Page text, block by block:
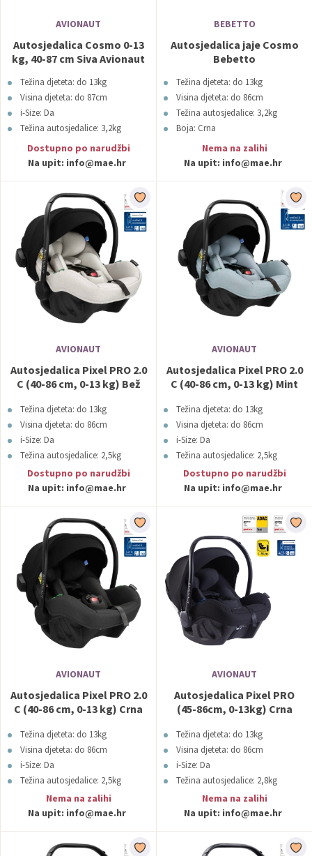
AVIONAUT
Autosjedalica Cosmo 0-13
kg, 40-87 cm Siva Avionaut
Težina djeteta: do 13kg
Visina djeteta: do 87cm
i-Size: Da
Težina autosjedalice: 3,2kg
Boja: Siva
Dostupno po narudžbi
Na upit: info@mae.hr
BEBETTO
Autosjedalica jaje Cosmo
Bebetto
Težina djeteta: do 13kg
Visina djeteta: do 86cm
Težina autosjedalice: 3,2kg
Boja: Crna
Nema na zalihi
Na upit: info@mae.hr
AVIONAUT
Autosjedalica Pixel PRO 2.0
C (40-86 cm, 0-13 kg) Bež
Težina djeteta: do 13kg
Visina djeteta: do 86cm
i-Size: Da
Težina autosjedalice: 2,5kg
Boja: Bež
Dostupno po narudžbi
Na upit: info@mae.hr
AVIONAUT
Autosjedalica Pixel PRO 2.0
C (40-86 cm, 0-13 kg) Mint
Težina djeteta: do 13kg
Visina djeteta: do 86cm
i-Size: Da
Težina autosjedalice: 2,5kg
Boja: Mint
Dostupno po narudžbi
Na upit: info@mae.hr
AVIONAUT
Autosjedalica Pixel PRO 2.0
C (40-86 cm, 0-13 kg) Crna
Težina djeteta: do 13kg
Visina djeteta: do 86cm
i-Size: Da
Težina autosjedalice: 2,5kg
Boja: CrnaNema na zalihi
Na upit: info@mae.hr
AVIONAUT
Autosjedalica Pixel PRO
(45-86cm, 0-13kg) Crna
Težina djeteta: do 13kg
Visina djeteta: do 86cm
i-Size: Da
Težina autosjedalice: 2,8kg
Boja: CrnaNema na zalihi
Na upit: info@mae.hr